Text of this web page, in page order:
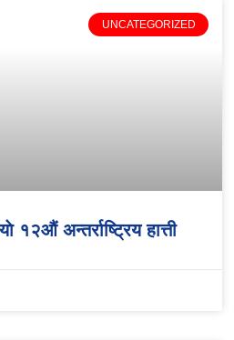
UNCATEGORIZED
१२औं अन्तर्राष्ट्रिय हात्ती